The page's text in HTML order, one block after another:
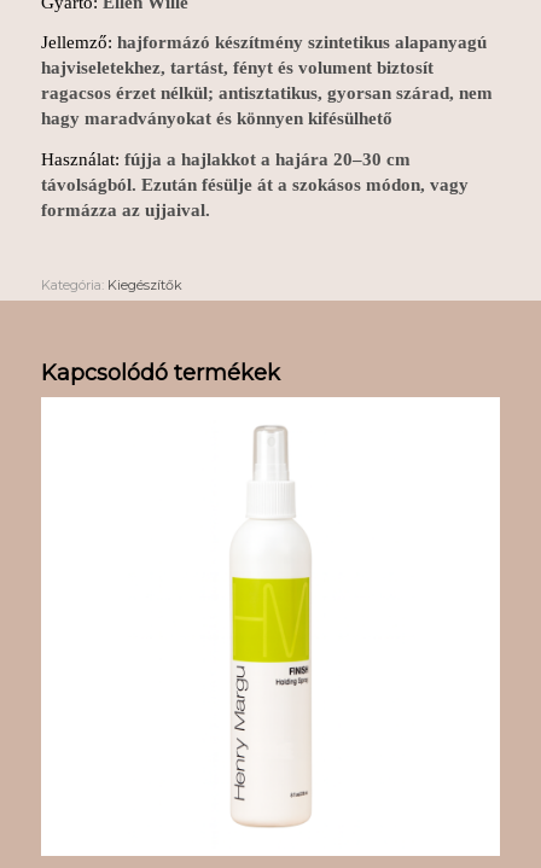
Jellemző: hajformázó készítmény szintetikus alapanyagú
hajviseletekhez, tartást, fényt és volument biztosít
ragacsos érzet nélkül; antisztatikus, gyorsan szárad, nem
hagy maradványokat és könnyen kifésülhető
Használat: fújja a hajlakkot a hajára 20–30 cm
távolságból. Ezután fésülje át a szokásos módon, vagy
formázza az ujjaival.
Kategória: Kiegészítők
Kapcsolódó termékek